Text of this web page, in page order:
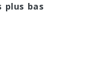
plus bas